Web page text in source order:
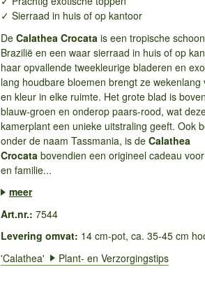
✓ Sierraad in huis of op kantoor
DeCalathea Crocata is een tropische
Brazilië en een waar sierraad in huis of op
haar opvallende tweekleurige bladeren en
lang houdbare bloemen brengt ze wekenlang
en kleur in elke ruimte. Het grote blad is
blauw-groen en onderop paars-rood, wat
kamerplant een unieke uitstraling geeft. Ook
onder de naam Tassmania, is de Calathea
Crocata bovendien een origineel cadeau
en familie...
meer
Art.nr.: 7544
Levering omvat: 14 cm-pot, ca. 35-45 cm
'Calathea'
Plant- en Verzorgingstips